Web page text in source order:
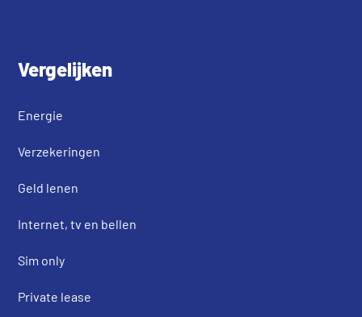
Vergelijken
Energie
Verzekeringen
Geld lenen
Internet, tv en bellen
Sim only
Private lease